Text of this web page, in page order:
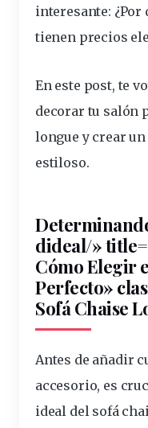
interesante: ¿Por
tienen precios
En este post, te
decorar tu salón
longue y crear
estiloso.
dideal/»
Cómo Elegir
Perfecto»
Sofá Chaise
Antes de añadir
accesorio, es
ideal del sofá